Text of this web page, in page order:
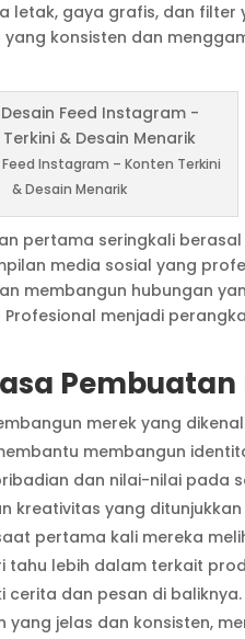
letak, gaya grafis, dan
konsisten dan
Instagram – Konten Terkini
& Desain Menarik
pertama seringkali
media sosial yang
membangun hubungan
Profesional menjadi
Pembuatan
merek yang
membangun
dan nilai-nilai pada
kreativitas yang
pertama kali mereka
tahu lebih dalam terkait
cerita dan pesan di
jelas dan konsisten,